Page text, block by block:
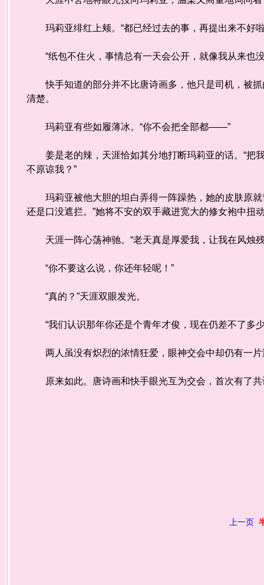
玛莉亚绯红上颊。“都已经过去的事，再提出来不好
“纸包不住火，事情总有一天会公开，就像我从来也
快手知道的部分并不比唐诗画多，他只是司机，被抓
清楚。
玛莉亚有些如履薄冰。“你不会把全部都——”
姜是老的辣，天涯恰如其分地打断玛莉亚的话。“把
不原谅我？”
玛莉亚被他大胆的坦白弄得一阵躁热，她的皮肤原就
还是口没遮拦。”她将不安的双手藏进宽大的修女袍中扭
天涯一阵心荡神驰。“老天真是厚爱我，让我在风烛
“你不要这么说，你还年轻呢！”
“真的？”天涯双眼发光。
“我们认识那年你还是个青年才俊，现在仍差不了多
两人虽没有炽烈的浓情狂爱，眼神交会中却仍有一片
原来如此。唐诗画和快手眼光互为交会，首次有了共
上一页